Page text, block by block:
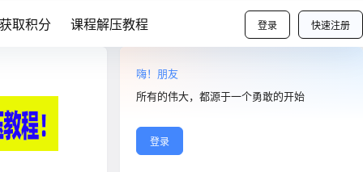
登录 快速注册
取积分 课程解压教程
嗨！朋友
所有的伟大，都源于一个勇敢的开始
登录